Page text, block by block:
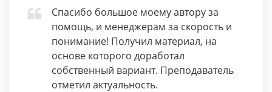
Спасибо большое моему автору за
помощь, и менеджерам за скорость и
понимание! Получил материал, на
основе которого доработал
собственный вариант. Преподаватель
отметил актуальность.